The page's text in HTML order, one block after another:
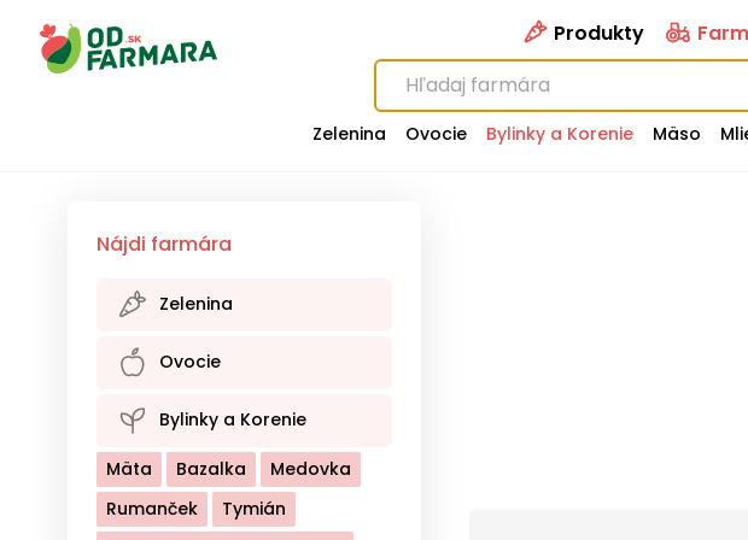
Produkty
Zelenina Ovocie Bylinky a Korenie Mäso
Nájdi farmára
Zelenina
Baklažán
Brokolica
Cvikla
Hríby
Kaleráb
Kapusta Biela
Kapusta Červená
Ovocie
Baza Broskyne
Brusnice
Čerešne
Černice
Čučoriedky
Egreše
Gaštany
Hrozno
Hrušky
Bylinky a Korenie
Mäta Bazalka
Medovka
Rumanček
Tymián